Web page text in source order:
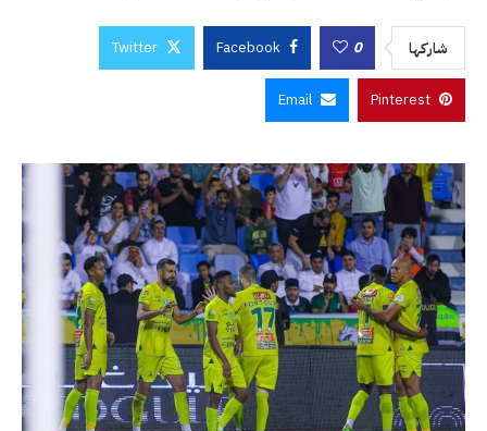
شاركها 0
Facebook
Twitter
Pinterest
Email